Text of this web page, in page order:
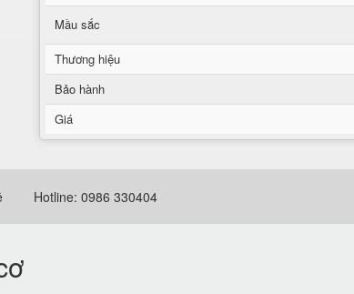
Mầu sắc
Thương hiệu
Bảo hành
Giá
Hotline: 0986 330404